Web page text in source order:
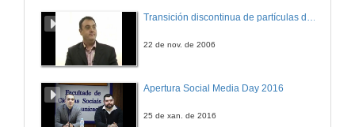
Presentacion de Maite de Castro
Transición discontinua de partículas de microgel termosensible
22 de nov. de 2006
Apertura Social Media Day 2016
25 de xan. de 2016